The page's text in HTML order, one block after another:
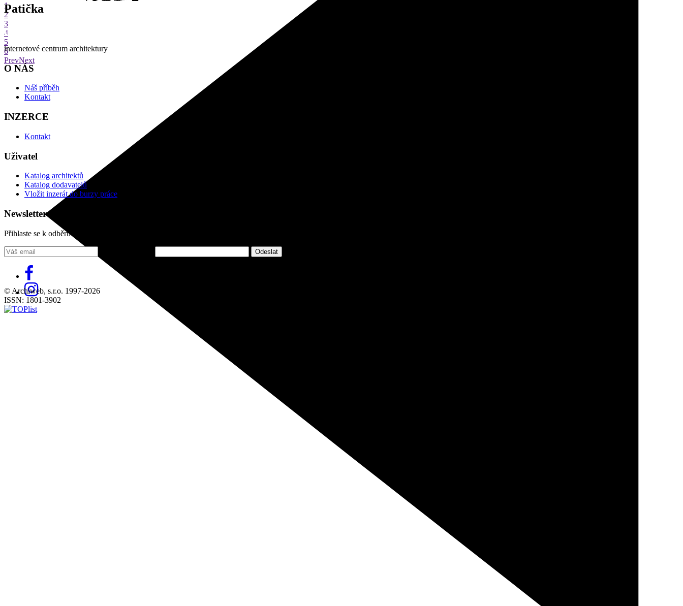
1
2
3
4
5
6
PrevNext
Patička
internetové centrum architektury
O NÁS
Náš příběh
Kontakt
INZERCE
Kontakt
Uživatel
Katalog architektů
Katalog dodavatelů
Vložit inzerát do burzy práce
Newsletter
Přihlaste se k odběru našeho pravidelného týdenního newsletteru:
© Archiweb, s.r.o. 1997-2026
ISSN: 1801-3902